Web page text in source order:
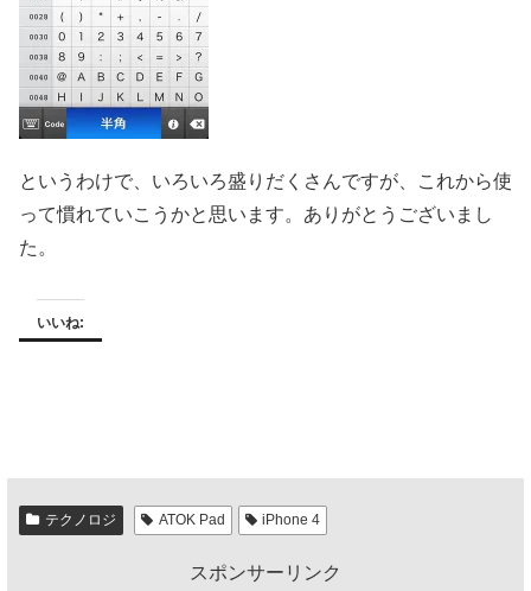
というわけで、いろいろ盛りだくさんですが、これから使
って慣れていこうかと思います。ありがとうございまし
た。
いいね:
テクノロジ ATOK Pad iPhone 4
スポンサーリンク